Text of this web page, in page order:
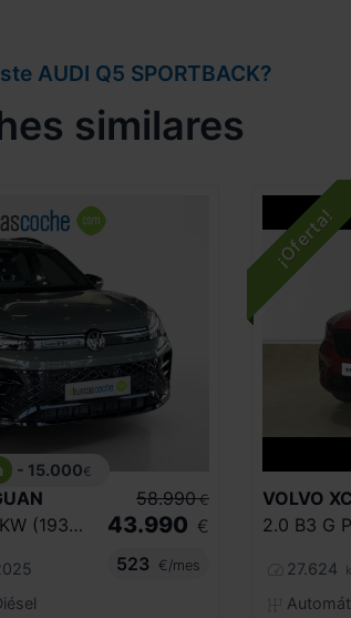
AUDI Q5 SPORTBACK?
similares
- 15.000€
R LINE 2.0 TDI 142KW (193CV) DSG 4MOTION
58.990 €
43.990 €
523
€/mes
VOLVO
2.0 B3 G
27.624